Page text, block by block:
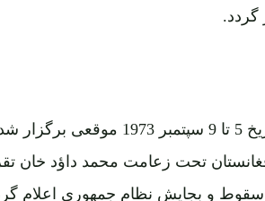
1973) در افغانستان تحت زعامت محمد داؤد
و بجایش نظام جمهوری اعلام